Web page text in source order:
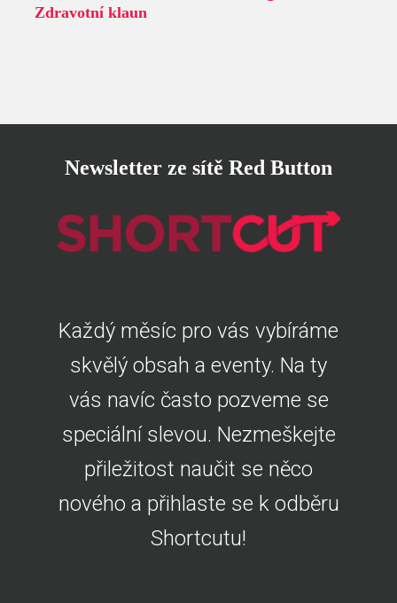
Zdravotní klaun
Newsletter ze sítě Red Button
Každý měsíc pro vás vybíráme
skvělý obsah a eventy. Na ty
vás navíc často pozveme se
speciální slevou. Nezmeškejte
přiležitost naučit se něco
nového a přihlaste se k odběru
Shortcutu!